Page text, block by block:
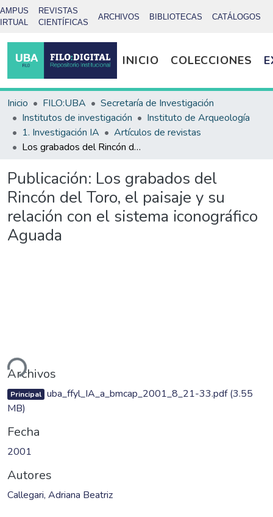
REVISTAS
CIENTÍFICAS
ARCHIVOS BIBLIOTECAS CATÁLOGOS
INICIO COLECCIONES
Inicio FILO:UBA
Secretaría de Investigación
Institutos de investigación
Instituto de Arqueología
1. Investigación IA
Artículos de revistas
Los grabados del Rincón del Toro, el paisaje y su relación con el sistema iconográfico Aguada
Publicación: Los grabados del
Rincón del Toro, el paisaje y su
relación con el sistema iconográfico
Aguada
Archivos
Principal uba_ffyl_IA_a_bmcap_2001_8_21-33.pdf(3.55
MB)
Fecha
2001
Autores
Callegari, Adriana Beatriz